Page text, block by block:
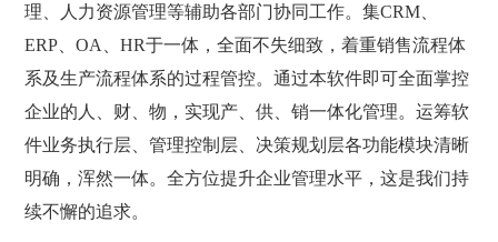
理、人力资源管理等辅助各部门协同工作。集CRM、
ERP、OA、HR于一体，全面不失细致，着重销售流程体
系及生产流程体系的过程管控。通过本软件即可全面掌控
企业的人、财、物，实现产、供、销一体化管理。运筹软
件业务执行层、管理控制层、决策规划层各功能模块清晰
明确，浑然一体。全方位提升企业管理水平，这是我们持
续不懈的追求。